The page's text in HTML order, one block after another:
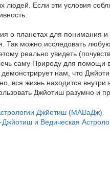
людей. Если эти условия
о планетах для понимания и
Так можно исследовать любую
реально увидеть
саму Природу для помощи
нам, что
вся жизнь находится внутри
Джйотиш разумно и
Джйотиш (МАВаДж)
и Ведическая